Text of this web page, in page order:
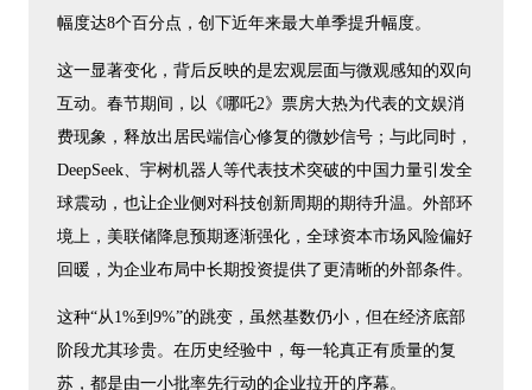
幅度达8个百分点，创下近年来最大单季提升幅度。
这一显著变化，背后反映的是宏观层面与微观感知的双向
互动。春节期间，以《哪吒2》票房大热为代表的文娱消
费现象，释放出居民端信心修复的微妙信号；与此同时，
DeepSeek、宇树机器人等代表技术突破的中国力量引发全
球震动，也让企业侧对科技创新周期的期待升温。外部环
境上，美联储降息预期逐渐强化，全球资本市场风险偏好
回暖，为企业布局中长期投资提供了更清晰的外部条件。
这种“从1%到9%”的跳变，虽然基数仍小，但在经济底部
阶段尤其珍贵。在历史经验中，每一轮真正有质量的复
苏，都是由一小批率先行动的企业拉开的序幕。